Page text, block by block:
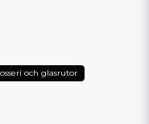
och glasrutor